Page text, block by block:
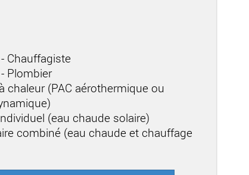
Chauffagiste
Plombier
chaleur (PAC aérothermique ou
(eau chaude solaire)
combiné (eau chaude et chauffage